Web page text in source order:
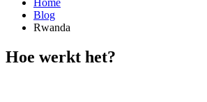
Blog
Rwanda
Hoe werkt het?